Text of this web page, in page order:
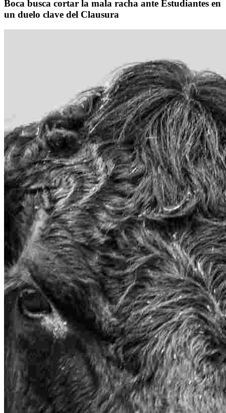
Boca busca cortar la mala racha ante Estudiantes en
un duelo clave del Clausura